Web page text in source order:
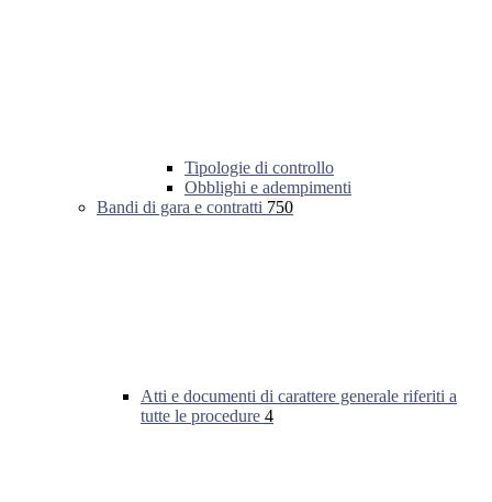
Tipologie di controllo
Obblighi e adempimenti
Bandi di gara e contratti 750
Atti e documenti di carattere generale riferiti a
tutte le procedure 4